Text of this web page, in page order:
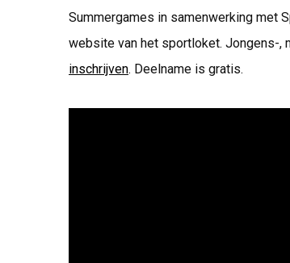
Summergames in samenwerking met
website van het sportloket. Jongens-,
inschrijven. Deelname is gratis.